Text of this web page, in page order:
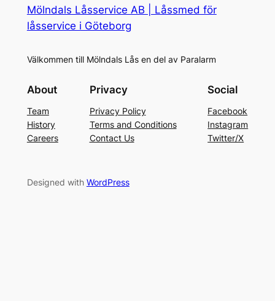
Mölndals Låsservice AB | Låssmed för
låsservice i Göteborg
Välkommen till Mölndals Lås en del av Paralarm
About
Team
History
Careers
Privacy
Privacy Policy
Terms and Conditions
Contact Us
Social
Facebook
Instagram
Twitter/X
Designed with WordPress